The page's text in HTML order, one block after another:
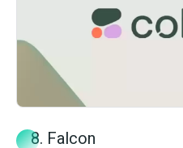
8. Falcon